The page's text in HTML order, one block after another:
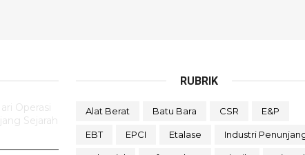
Operasi
Sejarah
RUBRIK
Alat Berat Batu Bara CSR E&P
EBT EPCI Etalase Industri